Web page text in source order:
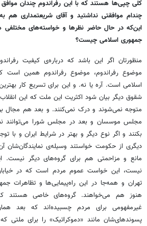
کلی چپی‌ها هستند که با این رفراندوم چندان
چندام موافقتی نداشتید و آقای شریعتمداری
این‌که در حال حاضر نظرها و خواسته‌های
جمهوری اسلامی چیست؟
منظورتان اگر این باشد که درباره‌ی کیفیت
موضوع رفراندوم، موضوع رفراندوم همین است
اسلامی است. آره یا نه. و این برای تسریع کار
شقوق دیگر بیان شود اکثریت این ملت که این
متوجه نمی‌شوند و درک نمی‌کنند. و بعد هم مجال
مجلس موسسان و بعد در مجلس شورا می‌توانند
بکنند و اگر نوع دیگر و بهتر در شرایط ایران و با
دیگری از حکومت خواستند وسیله‌ی نمایندگان‌شان
مانع و مزاحمتی هم برای گروه‌های دیگر
نیست، این خواست عموم مردم است که در
تهران و همه‌جا در این راه‌پیمایی‌ها و تظاهرات
هنوز هم می‌خواهند. گروه‌های خاصی هستند
غیرمفهومی برای مردم چسبیده‌اند که بعد
پسوندهای‌شان مانند «دموکراتیک» را برای ملتی